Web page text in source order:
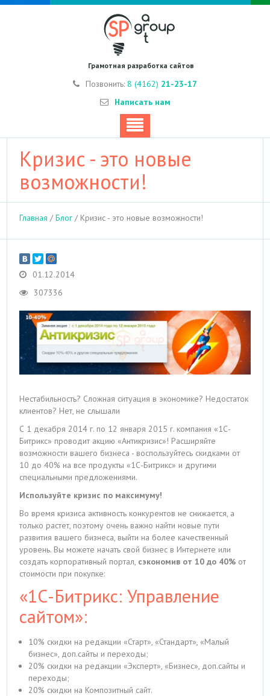
Грамотная разработка сайтов
Позвонить: 8 (4162) 21-23-17
Написать нам
Кризис - это новые
возможности!
Главная /Блог / Кризис - это новые возможности!
01.12.2014
307336
Нестабильность? Сложная ситуация в экономике? Недостаток
клиентов? Нет, не слышали
С 1 декабря 2014 г. по 12 января 2015 г. компания «1С-
Битрикс» проводит акцию «Антикризис»! Расширяйте
возможности вашего бизнеса - воспользуйтесь скидками от
10 до 40% на все продукты «1С-Битрикс» и другими
специальными предложениями.
Используйте кризис по максимуму!
Во время кризиса активность конкурентов не снижается, а
только растет, поэтому очень важно найти новые пути
развития вашего бизнеса, выйти на более качественный
уровень. Вы можете начать свой бизнес в Интернете или
создать корпоративный портал, сэкономив от 10 до 40% от
стоимости при покупке:
«1С-Битрикс: Управление
сайтом»:
10% скидки на редакции «Старт», «Стандарт», «Малый
бизнес», доп.сайты и переходы;
20% скидки на редакции «Эксперт», «Бизнес», доп.сайты и
переходы;
20% скидки на Композитный сайт.